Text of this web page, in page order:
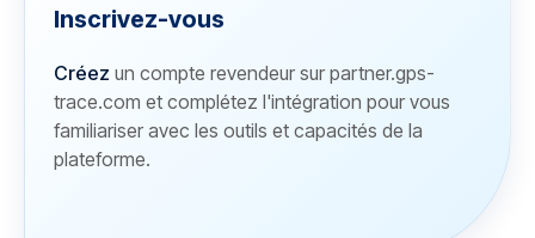
Inscrivez-vous
Créez un compte revendeur sur partner.gps-
trace.com et complétez l'intégration pour vous
familiariser avec les outils et capacités de la
plateforme.